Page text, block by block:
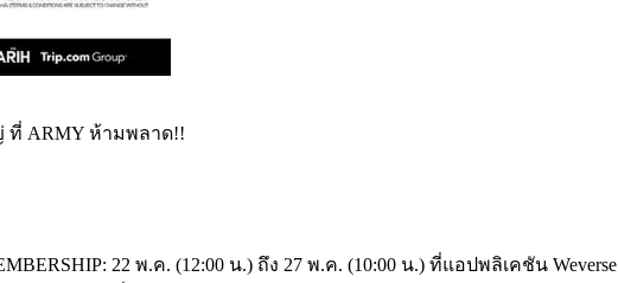
ที่ ARMY ห้ามพลาด!!
22 พ.ค. (12:00 น.) ถึง 27 พ.ค. (10:00 น.) ที่แอปพลิเคชัน Weverse